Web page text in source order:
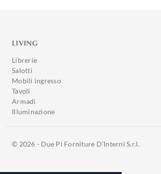
LIVING
Librerie
Salotti
Mobili ingresso
Tavoli
Armadi
Illuminazione
© 2026 - Due Pi Forniture D'Interni S.r.l.